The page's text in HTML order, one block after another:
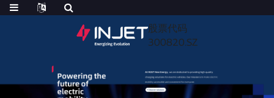
股票代码
300820.SZ